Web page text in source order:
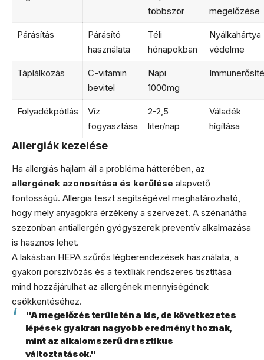
többször
megelőzése
Párásítás
Párásító
használata
Téli
hónapokban
Nyálkahártya
védelme
Táplálkozás
C-vitamin
bevitel
Napi
1000mg
Folyadékpótlás
Víz
fogyasztása
2-2,5
liter/nap
Váladék
hígítása
Allergiák kezelése
Ha allergiás hajlam áll a probléma hátterében, az
allergének azonosítása és kerülése alapvető
fontosságú. Allergia teszt segítségével meghatározható,
hogy mely anyagokra érzékeny a szervezet. A szénanátha
szezonban antiallergén gyógyszerek preventív alkalmazása
is hasznos lehet.
A lakásban HEPA szűrős légberendezések használata, a
gyakori porszívózás és a textíliák rendszeres tisztítása
mind hozzájárulhat az allergének mennyiségének
csökkentéséhez.
"A megelőzés területén a kis, de következetes
lépések gyakran nagyobb eredményt hoznak,
mint az alkalomszerű drasztikus
változtatások."